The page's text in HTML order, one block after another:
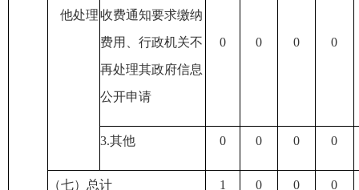
他处理收费通知要求缴纳
费用 、行政机关不
再处理其政府信息
公开申请
0 0 0 0
3.其他 0 0 0 0
（七）总计 1 0 0 0